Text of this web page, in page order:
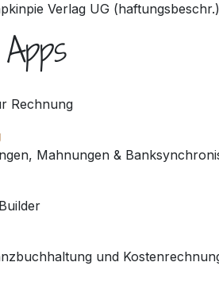
Verlag UG
Rechnung
Mahnungen &
und